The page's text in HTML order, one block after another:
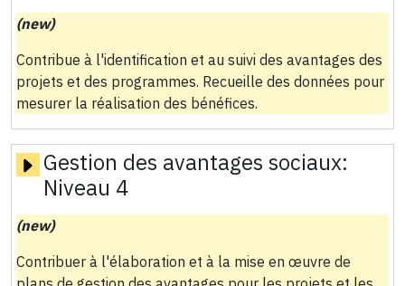
(new)
Contribue à l'identification et au suivi des avantages des
projets et des programmes. Recueille des données pour
mesurer la réalisation des bénéfices.
Gestion des avantages sociaux:
Niveau 4
(new)
Contribuer à l'élaboration et à la mise en œuvre de